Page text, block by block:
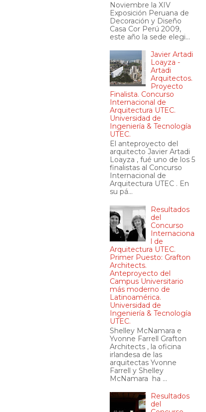
Noviembre la XIV
Exposición Peruana de
Decoración y Diseño
Casa Cor Perú 2009,
este año la sede elegi...
Javier Artadi
Loayza -
Artadi
Arquitectos.
Proyecto
Finalista. Concurso
Internacional de
Arquitectura UTEC.
Universidad de
Ingeniería & Tecnología
UTEC.
El anteproyecto del
arquitecto Javier Artadi
Loayza , fué uno de los 5
finalistas al Concurso
Internacional de
Arquitectura UTEC . En
su pá...
Resultados
del
Concurso
Internaciona
l de
Arquitectura UTEC.
Primer Puesto: Grafton
Architects.
Anteproyecto del
Campus Universitario
más moderno de
Latinoamérica.
Universidad de
Ingeniería & Tecnología
UTEC.
Shelley McNamara e
Yvonne Farrell Grafton
Architects , la oficina
irlandesa de las
arquitectas Yvonne
Farrell y Shelley
McNamara ha ...
Resultados
del